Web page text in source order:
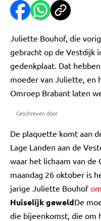
Juliette Bouhof, die
gebracht op de Vestdijk
gedenkplaat. Dat
moeder van Juliette, en
Omroep Brabant laten
Geschreven door
De plaquette komt aan
Lage Landen aan de
waar het lichaam van de
maandag 26 oktober is
jarige Juliette Bouhof
Huiselijk geweldDe
die bijeenkomst, die om